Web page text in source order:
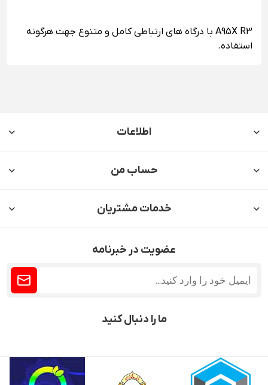
A95X R3 با درگاه های ارتباطی کامل و متنوع جهت هرگونه
استفاده.
اطلاعات
حساب من
خدمات مشتریان
عضویت در خبرنامه
ما را دنبال کنید